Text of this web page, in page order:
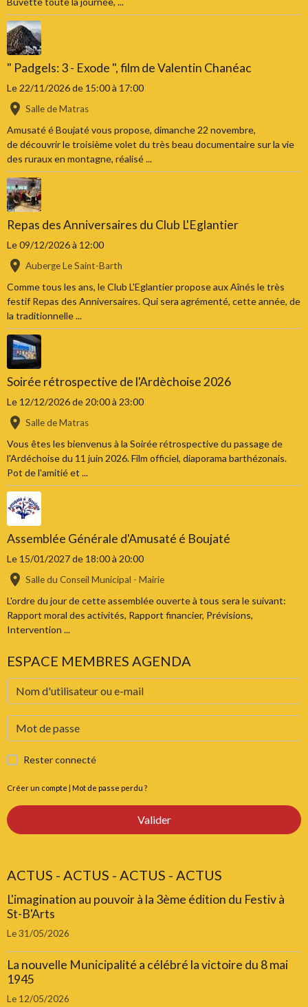
" Padgels: 3 - Exode ", film de Valentin Chanéac
Le 22/11/2026de 15:00à 17:00
Salle de Matras
Amusaté é Boujaté vous propose, dimanche 22 novembre,
de découvrir le troisième volet du très beau documentaire sur la vie
des ruraux en montagne, réalisé ...
Repas des Anniversaires du Club L'Eglantier
Le 09/12/2026à 12:00
Auberge Le Saint-Barth
Comme tous les ans, le Club L'Eglantier propose aux Aînés le très
festif Repas des Anniversaires. Qui sera agrémenté, cette année, de
la traditionnelle ...
Soirée rétrospective de l'Ardèchoise 2026
Le 12/12/2026de 20:00à 23:00
Salle de Matras
Vous êtes les bienvenus à la Soirée rétrospective du passage de
l'Ardéchoise du 11 juin 2026. Film officiel, diaporama barthézonais.
Pot de l'amitié et ...
Assemblée Générale d'Amusaté é Boujaté
Le 15/01/2027de 18:00à 20:00
Salle du Conseil Municipal - Mairie
L'ordre du jour de cette assemblée ouverte à tous sera le suivant:
Rapport moral des activités, Rapport financier, Prévisions,
Intervention ...
ESPACE MEMBRES AGENDA
Rester connecté
Créer un compte | Mot de passe perdu ?
Valider
ACTUS - ACTUS - ACTUS - ACTUS
L'imagination au pouvoir à la 3ème édition du Festiv à
St-B'Arts
Le 31/05/2026
La nouvelle Municipalité a célébré la victoire du 8 mai
1945
Le 12/05/2026